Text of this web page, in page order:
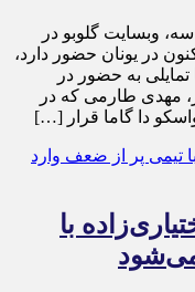
وبسایت گلوبو در
در یونان حضور دارد،
به حضور در
مهدی طارمی که در
دا گاما قرار […]
با